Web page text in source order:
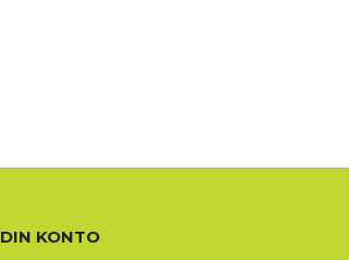
DIN KONTO